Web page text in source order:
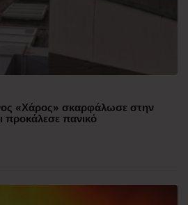
«Χάρος» σκαρφάλωσε στην
προκάλεσε πανικό